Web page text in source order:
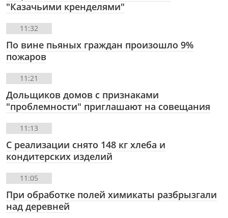
"Казачьими кренделями"
11:32
По вине пьяных граждан произошло 9%
пожаров
11:21
Дольщиков домов с признаками
"проблемности" приглашают на совещания
11:13
С реализации снято 148 кг хлеба и
кондитерских изделий
11:05
При обработке полей химикаты разбрызгали
над деревней